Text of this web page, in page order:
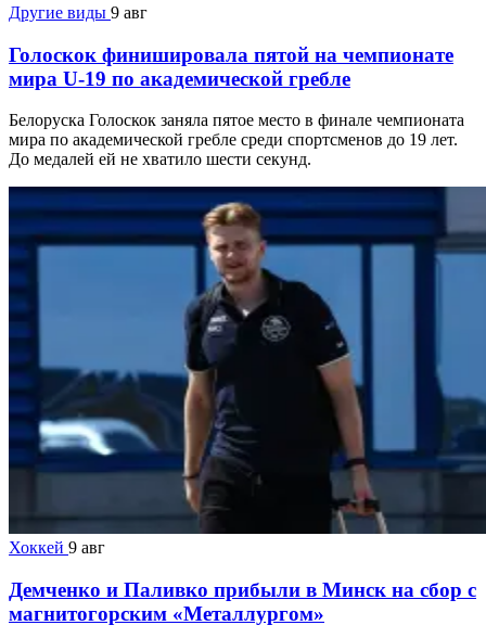
Другие виды 9 авг
Голоскок финишировала пятой на чемпионате
мира U-19 по академической гребле
Белоруска Голоскок заняла пятое место в финале чемпионата
мира по академической гребле среди спортсменов до 19 лет.
До медалей ей не хватило шести секунд.
Хоккей 9 авг
Демченко и Паливко прибыли в Минск на сбор с
магнитогорским «Металлургом»